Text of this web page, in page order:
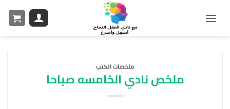
ملخصات الكتب
ملخص نادي الخامسه صباحاً